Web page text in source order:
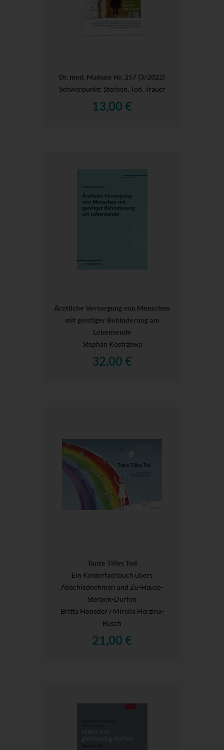
Dr. med. Mabuse Nr. 257 (3/2022)
Schwerpunkt: Sterben, Tod, Trauer
13,00 €
Ärztliche Versorgung von Menschen
mit geistiger Behinderung am
Lebensende
Stephan Kostrzewa
32,00 €
Tante Tillys Tod
Ein Kinderfachbuch übers
Abschiednehmen und Zu-Hause-
Sterben-Dürfen
Britta Honeder / Mirella Herzina-
Rusch
21,00 €